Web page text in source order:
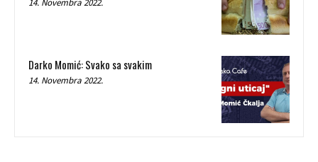
14. Novembra 2022.
Darko Momić: Svako sa svakim
14. Novembra 2022.